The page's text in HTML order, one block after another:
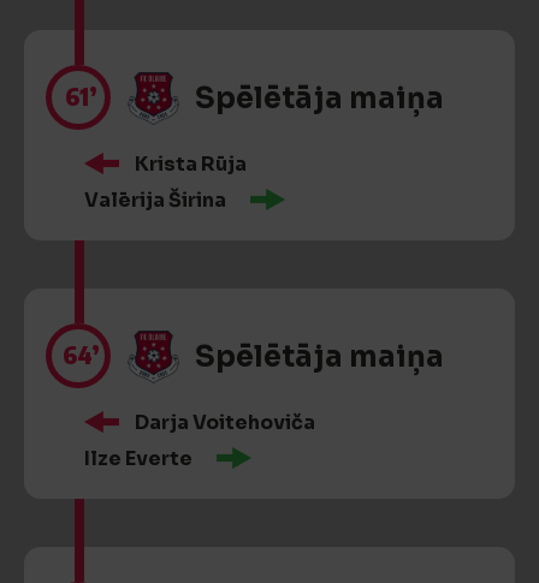
61’ Spēlētāja maiņa
Krista Rūja
Valērija Širina
64’ Spēlētāja maiņa
Darja Voitehoviča
Ilze Everte